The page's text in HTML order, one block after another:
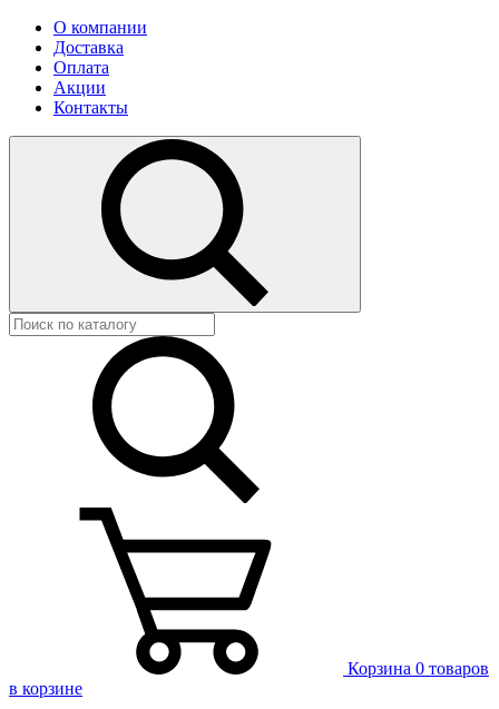
О компании
Доставка
Оплата
Акции
Контакты
Корзина 0 товаров
в корзине